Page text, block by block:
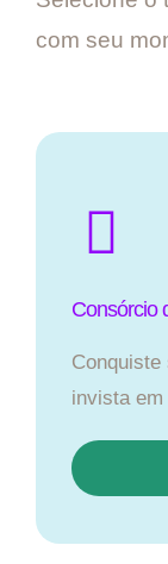
com seu
Consórcio
invista em